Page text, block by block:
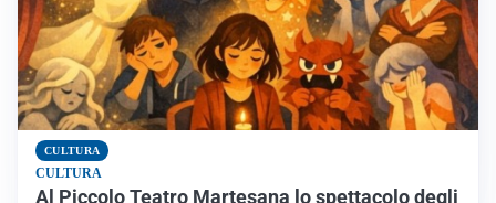
CULTURA
CULTURA
Al Piccolo Teatro Martesana lo spettacolo degli